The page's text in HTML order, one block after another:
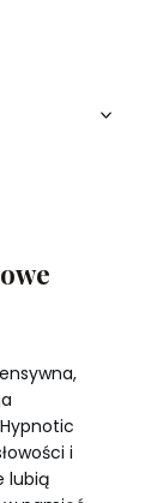
i
lubią